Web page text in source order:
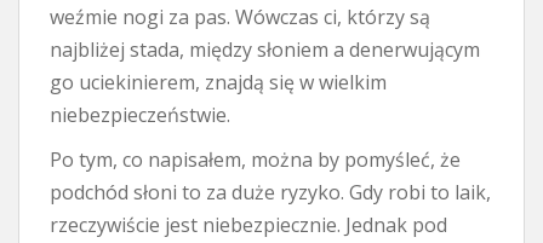
weźmie nogi za pas. Wówczas ci, którzy są
najbliżej stada, między słoniem a denerwującym
go uciekinierem, znajdą się w wielkim
niebezpieczeństwie.
Po tym, co napisałem, można by pomyśleć, że
podchód słoni to za duże ryzyko. Gdy robi to laik,
rzeczywiście jest niebezpiecznie. Jednak pod